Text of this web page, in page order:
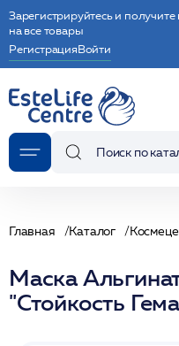
Зарегистрируйтесь и
на все товары
РегистрацияВойти
Главная Каталог
Маска
"Стойкость